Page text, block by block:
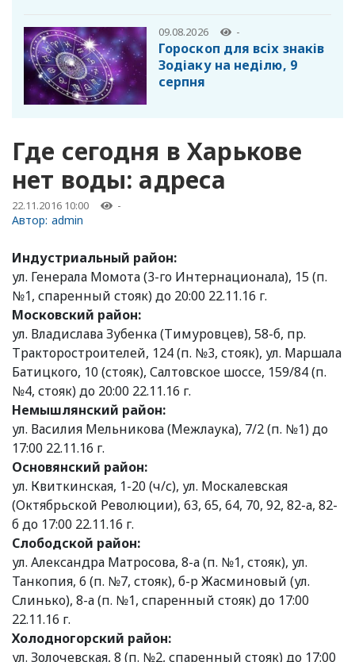
09.08.2026 -
Гороскоп для всіх знаків
Зодіаку на неділю, 9
серпня
Где сегодня в Харькове
нет воды: адреса
22.11.2016 10:00 -
Автор: admin
Индустриальный район:
ул. Генерала Момота (3-го Интернационала), 15 (п.
№1, спаренный стояк) до 20:00 22.11.16 г.
Московский район:
ул. Владислава Зубенка (Тимуровцев), 58-б, пр.
Тракторостроителей, 124 (п. №3, стояк), ул. Маршала
Батицкого, 10 (стояк), Салтовское шоссе, 159/84 (п.
№4, стояк) до 20:00 22.11.16 г.
Немышлянский район:
ул. Василия Мельникова (Межлаука), 7/2 (п. №1) до
17:00 22.11.16 г.
Основянский район:
ул. Квиткинская, 1-20 (ч/с), ул. Москалевская
(Октябрьской Революции), 63, 65, 64, 70, 92, 82-а, 82-
б до 17:00 22.11.16 г.
Слободской район:
ул. Александра Матросова, 8-а (п. №1, стояк), ул.
Танкопия, 6 (п. №7, стояк), б-р Жасминовый (ул.
Слинько), 8-а (п. №1, спаренный стояк) до 17:00
22.11.16 г.
Холодногорский район:
ул. Золочевская, 8 (п. №2, спаренный стояк) до 17:00